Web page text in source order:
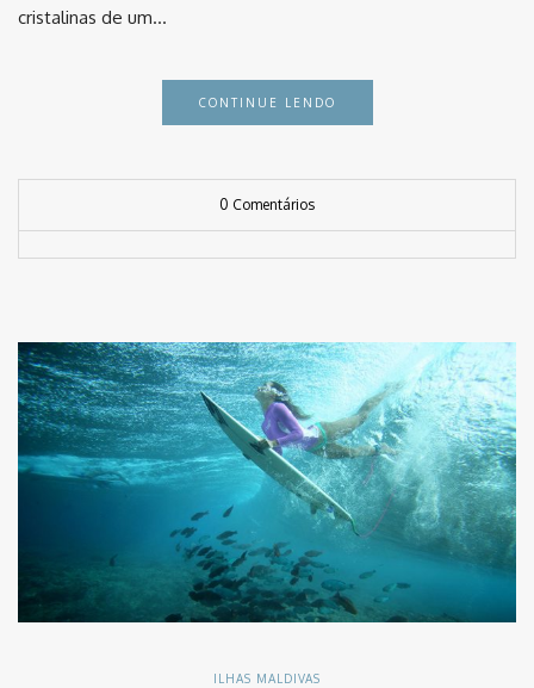
cristalinas de um…
CONTINUE LENDO
0 Comentários
ILHAS MALDIVAS